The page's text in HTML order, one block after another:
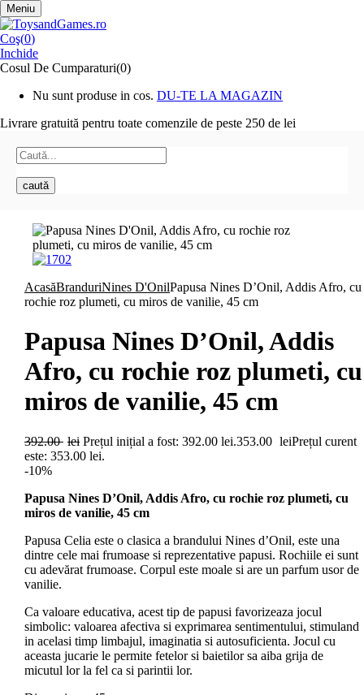
Meniu
Coş(0)
Inchide
Cosul De Cumparaturi(0)
Nu sunt produse in cos. DU-TE LA MAGAZIN
Livrare gratuită pentru toate comenzile de peste 250 de lei
caută
AcasăBranduriNines D'OnilPapusa Nines D’Onil, Addis Afro, cu
rochie roz plumeti, cu miros de vanilie, 45 cm
Papusa Nines D’Onil, Addis
Afro, cu rochie roz plumeti, cu
miros de vanilie, 45 cm
392.00 lei Prețul inițial a fost: 392.00 lei.353.00 leiPrețul curent
este: 353.00 lei.
-10%
Papusa Nines D’Onil, Addis Afro, cu rochie roz plumeti, cu
miros de vanilie, 45 cm
Papusa Celia este o clasica a brandului Nines d’Onil, este una
dintre cele mai frumoase si reprezentative papusi. Rochiile ei sunt
cu adevărat frumoase. Corpul este moale si are un parfum usor de
vanilie.
Ca valoare educativa, acest tip de papusi favorizeaza jocul
simbolic: valoarea afectiva si exprimarea sentimentului, stimuland
in acelasi timp limbajul, imaginatia si autosuficienta. Jocul cu
aceasta jucarie le permite fetelor si baietilor sa aiba grija de
micutul lor la fel ca si parintii lor.